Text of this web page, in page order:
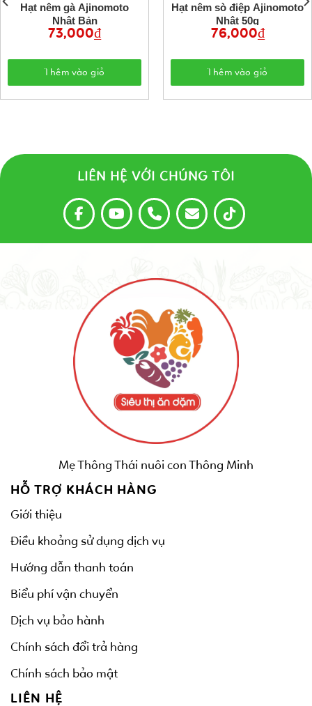
Hạt nêm gà Ajinomoto
Nhật Bản
73,000₫
Thêm vào giỏ
Hạt nêm sò điệp Ajinomoto
Nhật 50g
76,000₫
Thêm vào giỏ
LIÊN HỆ VỚI CHÚNG TÔI
Mẹ Thông Thái nuôi con Thông Minh
HỖ TRỢ KHÁCH HÀNG
Giới thiệu
Điều khoảng sử dụng dịch vụ
Hướng dẫn thanh toán
Biểu phí vận chuyển
Dịch vụ bảo hành
Chính sách đổi trả hàng
Chính sách bảo mật
LIÊN HỆ